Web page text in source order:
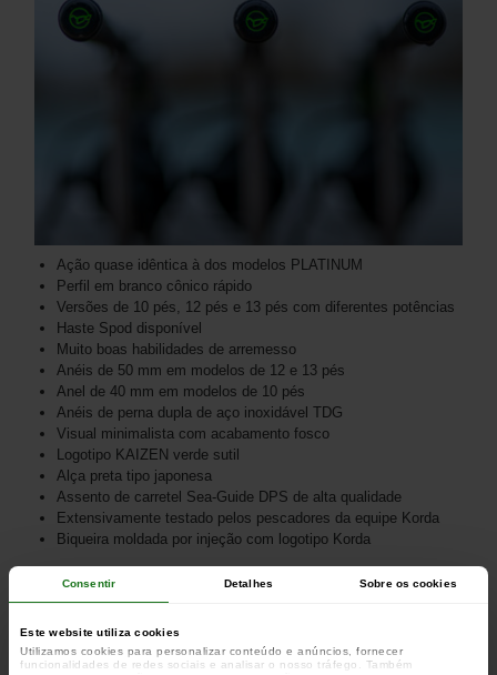
Consentir Detalhes Sobre os cookies
Este website utiliza cookies
Utilizamos cookies para personalizar conteúdo e anúncios, fornecer
funcionalidades de redes sociais e analisar o nosso tráfego. Também
Ação quase idêntica à dos modelos PLATINUM
Perfil em branco cônico rápido
Versões de 10 pés, 12 pés e 13 pés com diferentes potências
Haste Spod disponível
Muito boas habilidades de arremesso
Anéis de 50 mm em modelos de 12 e 13 pés
Anel de 40 mm em modelos de 10 pés
Anéis de perna dupla de aço inoxidável TDG
Visual minimalista com acabamento fosco
Logotipo KAIZEN verde sutil
Alça preta tipo japonesa
Assento de carretel Sea-Guide DPS de alta qualidade
Extensivamente testado pelos pescadores da equipe Korda
Biqueira moldada por injeção com logotipo Korda